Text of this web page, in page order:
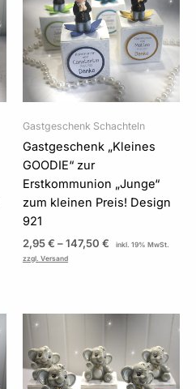
Gastgeschenk Schachteln
Gastgeschenk „Kleines
GOODIE“ zur
Erstkommunion „Junge“
zum kleinen Preis! Design
921
2,95€ –147,50 €
inkl. 19% MwSt.
zzgl. Versand
Preisspanne:
147,50 €